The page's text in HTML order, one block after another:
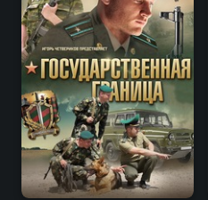
6.4